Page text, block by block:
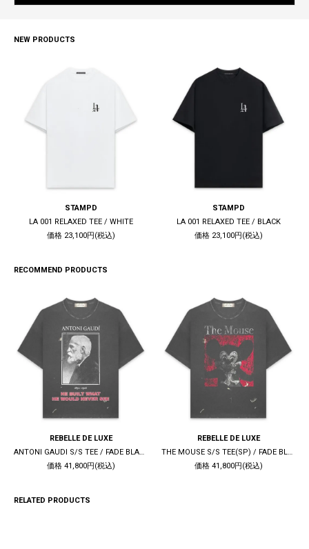
NEW PRODUCTS
STAMPD
LA 001 RELAXED TEE / WHITE
価格 23,100円(税込)
STAMPD
LA 001 RELAXED TEE / BLACK
価格 23,100円(税込)
RECOMMEND PRODUCTS
REBELLE DE LUXE
ANTONI GAUDI S/S TEE / FADE BLACK
価格 41,800円(税込)
REBELLE DE LUXE
THE MOUSE S/S TEE(SP) / FADE BLACK
価格 41,800円(税込)
RELATED PRODUCTS